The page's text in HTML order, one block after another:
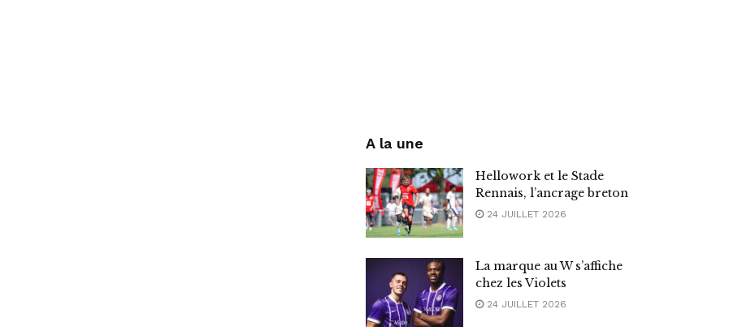
A la une
Hellowork et le Stade
Rennais, l’ancrage breton
24 JUILLET 2026
La marque au W s’affiche
chez les Violets
24 JUILLET 2026